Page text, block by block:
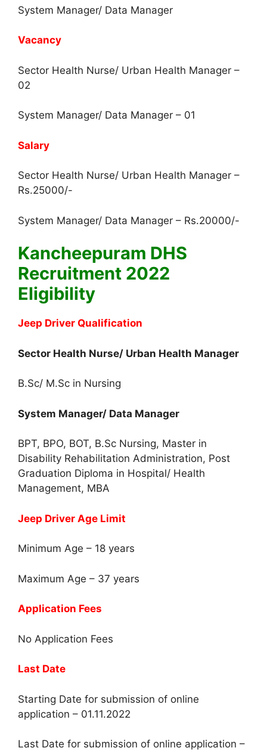
System Manager/ Data Manager
Vacancy
Sector Health Nurse/ Urban Health Manager –
02
System Manager/ Data Manager – 01
Salary
Sector Health Nurse/ Urban Health Manager –
Rs.25000/-
System Manager/ Data Manager – Rs.20000/-
Kancheepuram DHS
Recruitment 2022
Eligibility
Jeep Driver Qualification
Sector Health Nurse/ Urban Health Manager
B.Sc/ M.Sc in Nursing
System Manager/ Data Manager
BPT, BPO, BOT, B.Sc Nursing, Master in
Disability Rehabilitation Administration, Post
Graduation Diploma in Hospital/ Health
Management, MBA
Jeep Driver Age Limit
Minimum Age – 18 years
Maximum Age – 37 years
Application Fees
No Application Fees
Last Date
Starting Date for submission of online
application – 01.11.2022
Last Date for submission of online application –